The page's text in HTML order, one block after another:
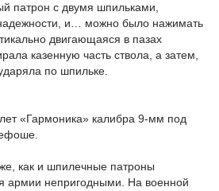
патрон с двумя шпильками,
и… можно было нажимать
двигающаяся в пазах
казенную часть ствола, а затем,
по шпильке.
«Гармоника» калибра 9-мм под
как и шпилечные патроны
армии непригодными. На военной